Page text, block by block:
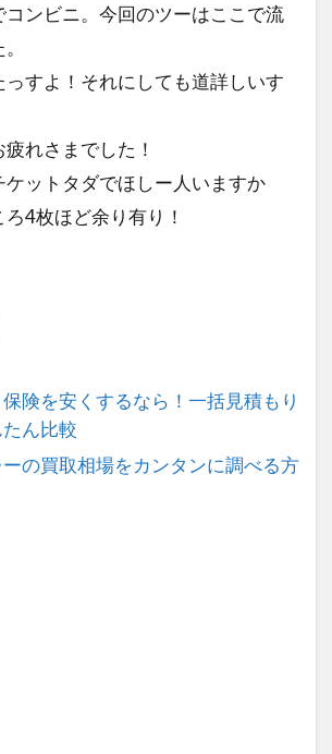
コンビニ。今回のツーはここで流
っすよ！それにしても道詳しいす
れさまでした！
ケットタダでほしー人いますか
4枚ほど余り有り！
険を安くするなら！一括見積もり
ん比較
の買取相場をカンタンに調べる方